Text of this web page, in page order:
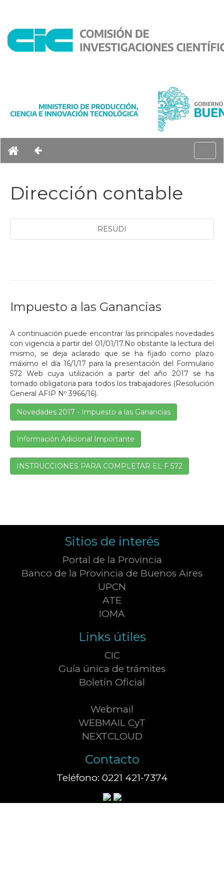
Dirección contable
RESUDI
Impuesto a las Ganancias
A continuación puede encontrar las principales novedades
con vigencia a partir del 01/01/17.No obstante la lectura del
mismo, se deja aclarado que se ha fijado como plazo
máximo el día 16/1/17 para la presentación del Formulario
572 Web cuya utilización a partir del año 2017 se ha
tornado obligatoria para todos los trabajadores (Resolución
General AFIP Nº 3966/16).
Novedades 2017 - Impuesto a las Ganancias
Información Adicional Importante
INSTRUCCIONES PARA COMPLETAR EL F 572
Sitios de interés
Portal de la Provincia
Banco de la Provincia de Buenos Aires
UPCN
ATE
IOMA
Links útiles
CIC
Guía única de trámites
Boletín Oficial
Webmail
WEBMAIL CyT
NEXTCLOUD
Contacto
Teléfono: 0221 421-7374